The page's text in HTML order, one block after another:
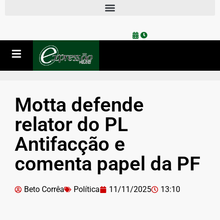
Motta defende
relator do PL
Antifacção e
comenta papel da PF
Beto Corrêa Política 11/11/2025 13:10